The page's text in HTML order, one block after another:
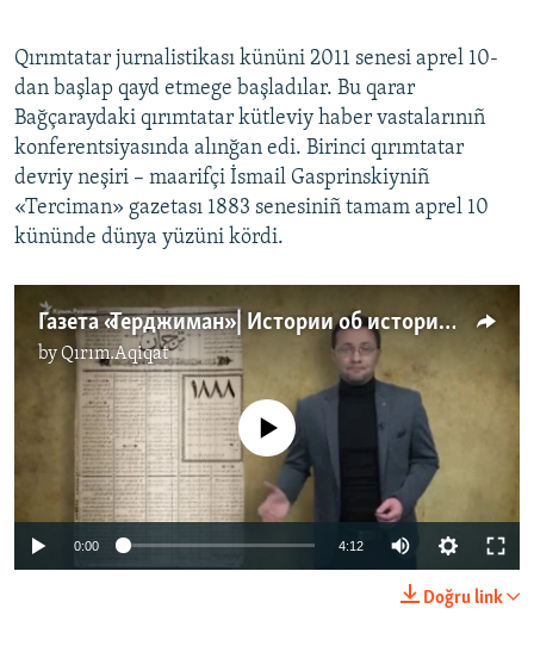
Qırımtatar jurnalistikası kününi 2011 senesi aprel 10-
dan başlap qayd etmege başladılar. Bu qarar
Bağçaraydaki qırımtatar kütleviy haber vastalarınıñ
konferentsiyasında alınğan edi. Birinci qırımtatar
devriy neşiri – maarifçi İsmail Gasprinskiyniñ
«Terciman» gazetası 1883 senesiniñ tamam aprel 10
kününde dünya yüzüni kördi.
Газета «Терджиман» | Истории об истории (видео)
byQırım.Aqiqat
No media source currently available
0:00 4:12
270p
Doğru link